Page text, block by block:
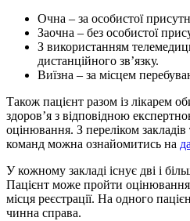
Очна – за особистої
Заочна – без особистої
З використанням
дистанційного зв’язку.
Виїзна – за місцем
Також пацієнт разом із лікарем
здоров’я з відповідною
оцінювання. З переліком
команд можна ознайомитись на
У кожному закладі існує дві і
Пацієнт може пройти оцінювання
місця реєстрації. На одного
чинна справа.